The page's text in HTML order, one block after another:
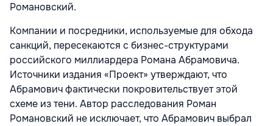
Романовский.
Компании и посредники, используемые для обхода
санкций, пересекаются с бизнес-структурами
российского миллиардера Романа Абрамовича.
Источники издания «Проект» утверждают, что
Абрамович фактически покровительствует этой
схеме из тени. Автор расследования Роман
Романовский не исключает, что Абрамович выбрал